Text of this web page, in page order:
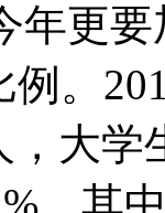
年更
例。
，大